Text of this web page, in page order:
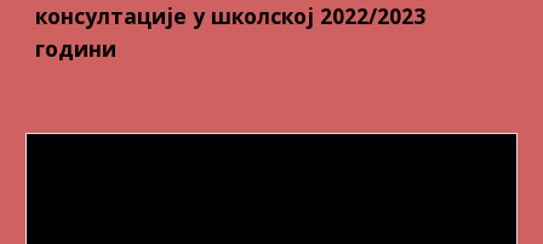
консултације у школској 2022/2023
години